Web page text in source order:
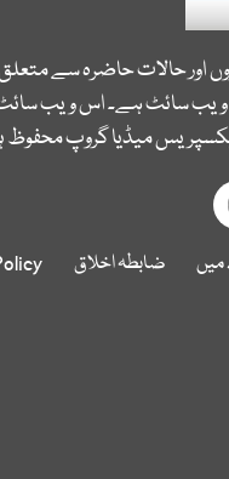
اور حالات حاضرہ سے
سائٹ ہے۔ اس ویب سائٹ
میڈیا گروپ محفوظ
ضابطہ اخلاق